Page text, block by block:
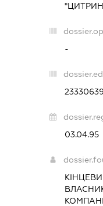
-
23330639
03.04.95